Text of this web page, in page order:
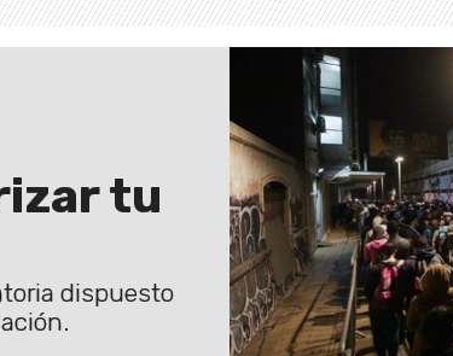
tu
dispuesto